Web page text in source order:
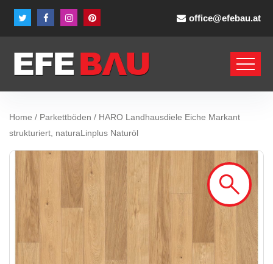
office@efebau.at
Home / Parkettböden / HARO Landhausdiele Eiche Markant
strukturiert, naturaLinplus Naturöl